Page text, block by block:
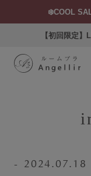
❄️COOL
【初回限定
ログイン
2024.07.18